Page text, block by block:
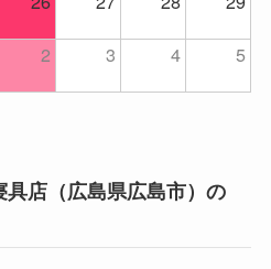
2 3 4 5
店（広島県広島市）の